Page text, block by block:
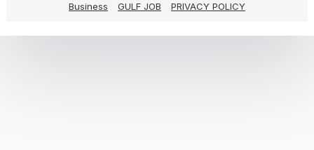
Business
GULF JOB PRIVACY POLICY